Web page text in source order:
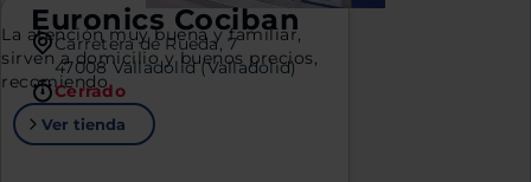
La atención muy buena y familiar,
sirven a domicilio y buenos precios,
recomiendo
Euronics Cociban
Carretera de Rueda, 7
47008 Valladolid (Valladolid)
Cerrado
Ver tienda